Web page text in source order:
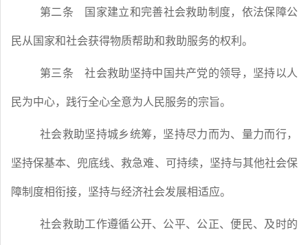
第二条 国家建立和完善社会救助制度，依法保障公
民从国家和社会获得物质帮助和救助服务的权利。
第三条 社会救助坚持中国共产党的领导，坚持以人
民为中心，践行全心全意为人民服务的宗旨。
社会救助坚持城乡统筹，坚持尽力而为、量力而行，
坚持保基本、兜底线、救急难、可持续，坚持与其他社会保
障制度相衔接，坚持与经济社会发展相适应。
社会救助工作遵循公开、公平、公正、便民、及时的